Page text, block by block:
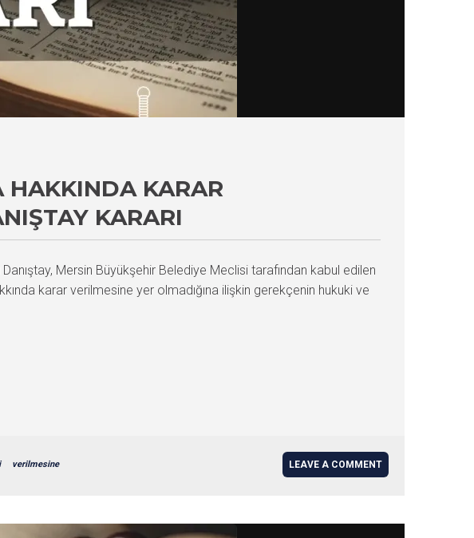
HAKKINDA KARAR
KARARI
Mersin Büyükşehir Belediye Meclisi tarafından kabul edilen
karar verilmesine yer olmadığına ilişkin gerekçenin hukuki ve
verilmesine LEAVE A COMMENT